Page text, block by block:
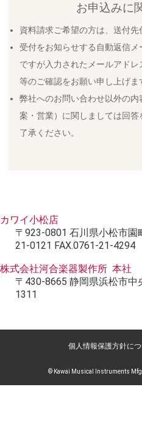
お申込みに
資料請求ご希望の方は、送付先
受付をお知らせする自動返信
ですが入力されたメールアド
等のご確認をお願い申し上げま
弊社へのお問い合わせ以外の
案・営業）に関しましては回
了承ください。
カワイ小松店
〒923-0801 石川県小松市
21-0121 FAX.0761-21-4294
株式会社河合楽器製作所 本社
〒430-8665 静岡県浜松市
1311
個人情報保護方針に
© Kawai Musical Instruments